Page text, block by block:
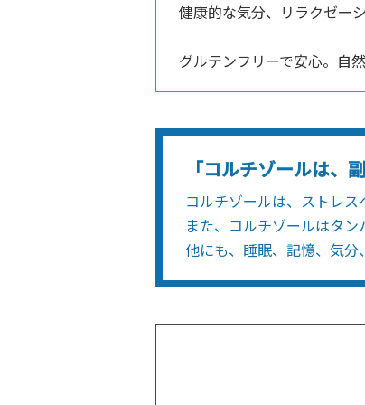
健康的な気分、リラクゼー
グルテンフリーで安心。自
「コルチゾールは、
コルチゾールは、ストレ
また、コルチゾールはタン
他にも、睡眠、記憶、気分